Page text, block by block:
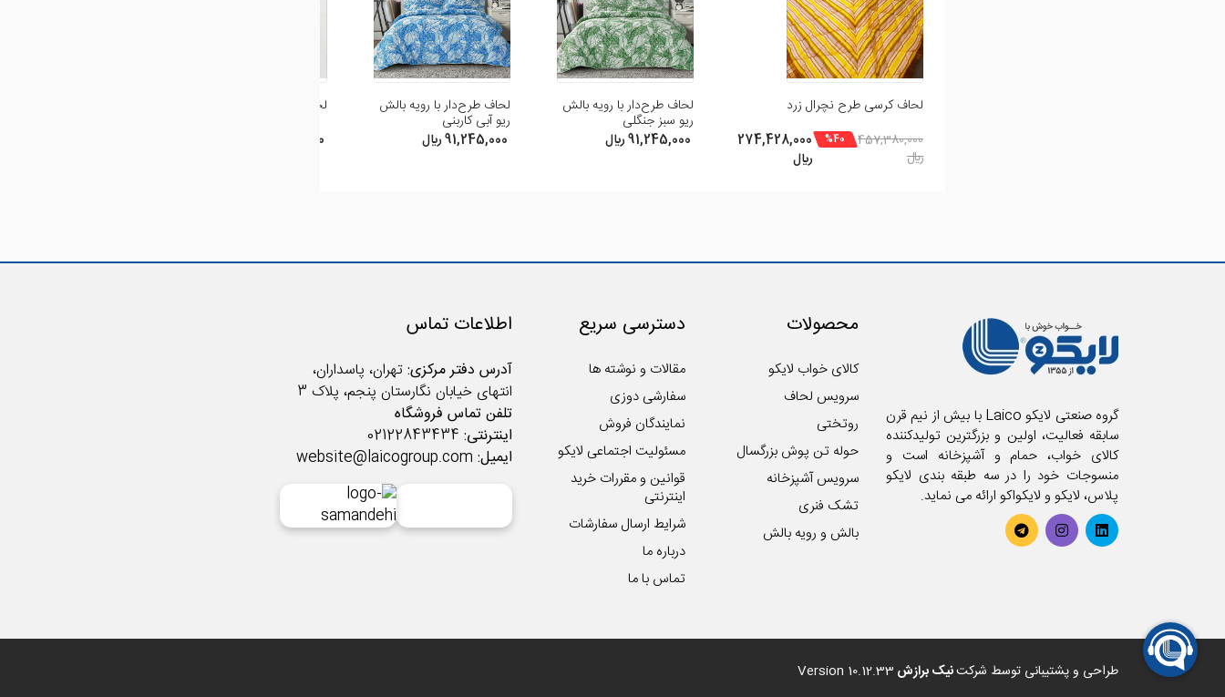
افزودن نظر
لحاف کرسی طرح نچرال زرد
457,380,000
ريال
%40
274,428,000
ريال
لحاف طرح‌دار با رویه بالش
ریو سبز جنگلی
91,245,000 ريال
لحاف طرح‌‌دار با رویه بالش
ریو آبی کاربنی
91,245,000 ريال
لحاف دوقلو چهار فصل پترن
115,500,000 ريال
گروه صنعتی لایکو Laico با بیش از نیم قرن
سابقه فعالیت، اولین و بزرگترین تولیدکننده
کالای خواب، حمام و آشپزخانه است و
منسوجات خود را در سه طبقه بندی لایکو
پلاس، لایکو و لایکواکو ارائه می نماید.
محصولات
کالای خواب لایکو
سرویس لحاف
روتختی
حوله تن پوش بزرگسال
سرویس آشپزخانه
تشک فنری
بالش و رویه بالش
دسترسی سریع
مقالات و نوشته ها
سفارشی دوزی
نمایندگان فروش
مسئولیت اجتماعی لایکو
قوانین و مقررات خرید
اینترنتی
شرایط ارسال سفارشات
درباره ما
تماس با ما
اطلاعات تماس
آدرس دفتر مرکزی:تهران، پاسداران،
انتهای خیابان نگارستان پنجم، پلاک 3
تلفن تماس فروشگاه
اینترنتی:
ایمیل: website@laicogroup.com
طراحی و پشتیبانی توسط شرکتنیک برازش Version 10.12.33